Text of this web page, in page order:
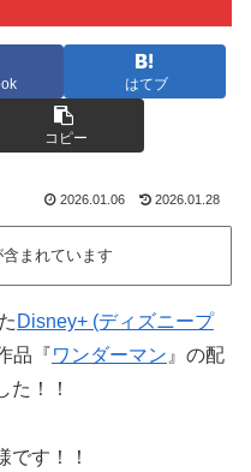
はてブ
コピー
2026.01.06 2026.01.28
まれています
Disney+ (ディズニープ
品『ワンダーマン 』の配
た！！
です！！